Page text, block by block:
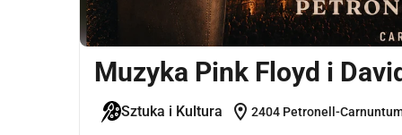
Muzyka Pink Floyd i
Sztuka i Kultura location_on 2404 Petronell-